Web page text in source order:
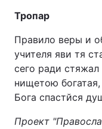
Тропар
Правило веры и
учителя яви тя
сего ради
нищетою
Бога спастйся
Проект